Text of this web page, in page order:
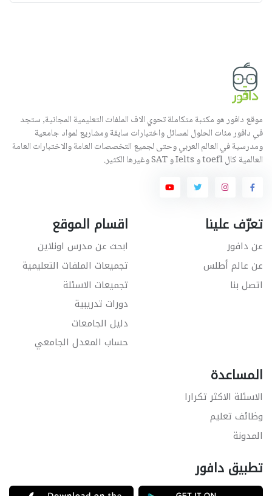
موقع دافور هو مكتبة متكاملة تحوي الاف الملفات التعليمية المجانية, ستجد
في دافور مئات الحلول لمسائل واختبارات سابقة ومشاريع لمواد جامعية
ومدرسية في العالم العربي وحتى لجميع التخصصات العامة والاختبارات العامة
العالمية كال toefl و Ielts و SAT وغيرها الكثير.
تعرّف علينا
عن دافور
عن عالم أطلس
اتصل بنا
اقسام الموقع
ابحث عن مدرس اونلاين
تجميعات الملفات التعليمية
تجميعات الاسئلة
دورات تدريبية
دليل الجامعات
حساب المعدل الجامعي
المساعدة
الاسئلة الاكثر تكرارا
وظائف تعليم
المدونة
تطبيق دافور